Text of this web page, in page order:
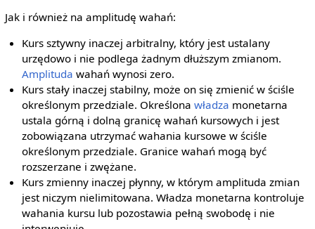
Jak i również na amplitudę wahań:
Kurs sztywny inaczej arbitralny, który jest ustalany
urzędowo i nie podlega żadnym dłuższym zmianom.
Amplituda wahań wynosi zero.
Kurs stały inaczej stabilny, może on się zmienić w ściśle
określonym przedziale. Określonawładza monetarna
ustala górną i dolną granicę wahań kursowych i jest
zobowiązana utrzymać wahania kursowe w ściśle
określonym przedziale. Granice wahań mogą być
rozszerzane i zwężane.
Kurs zmienny inaczej płynny, w którym amplituda zmian
jest niczym nielimitowana. Władza monetarna kontroluje
wahania kursu lub pozostawia pełną swobodę i nie